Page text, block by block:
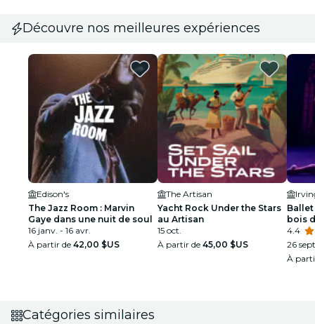
Découvre nos meilleures expériences
Edison's
The Jazz Room : Marvin
Gaye dans une nuit de soul
16 janv. - 16 avr.
À partir de 42,00 $US
The Artisan
Yacht Rock Under the Stars
au Artisan
15 oct.
À partir de 45,00 $US
Ballet
bois
4.4
26
À
Catégories similaires